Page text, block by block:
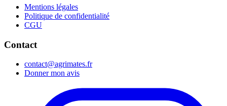
Mentions légales
Politique de confidentialité
CGU
Contact
contact@agrimates.fr
Donner mon avis